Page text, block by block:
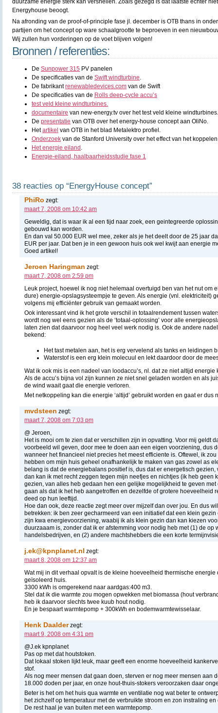
duurzame energie sterk kan versnellen. Zoals gezegd is dat laatste echter
Energyhouse beoogt.
Na afronding van de proof-of-principle fase jl. december is OTB thans in
partijen om het concept op ware schaalgrootte te beproeven in een
Wij zullen hun vorderingen op de voet blijven volgen!
Bronnen / referenties:
De Sunpower 315 PV panelen
De specificaties van de Swift windturbine.
De fabrikantrenewabledevices.com van de Swift
De specificaties van de Rolls deep-cycle accu’s
test veld kleine windturbines.
documentaire van new-energy.tv over het test veld kleine windturbines.
De presentatie van OTB over het energy-house concept aan OliNo.
Hetartikel van OTB in het blad Metalektro profiel.
Onderzoek van de Stanford University over het effect van het
Het energie eiland .
Energie-eiland, haalbaarheidsstudie fase 1
38 reacties op “EnergyHouse concept”
PhiRo zegt:
maart 7, 2008 om 10:42 am
Geweldig, dat is waar ik al een tijd naar zoek, een geintegreerde
gebouwd kan worden.
En dan val 50.000 EUR wel mee, zeker als je het deelt door de 25 jaar
EUR per jaar. Dat ben je in een gewoon huis ook wel kwijt aan energie
Goed artikel!
Jeroen Haringman zegt:
maart 7, 2008 om 2:59 pm
Leuk project, hoewel ik nog niet helemaal overtuigd ben van het nut om
dure) energie-opslagsysteempje te geven. Als energie (vnl. elektriciteit)
volgens mij efficiënter gebruik van gemaakt worden.
Ook interessant vind ik het grote verschil in totaalrendement tussen
wordt nog wel eens gezien als de ‘totaal-oplossing’ voor alle
laten zien dat daarvoor nog heel veel werk nodig is. Ook de andere
bekend:
Het tast metalen aan, het is erg vervelend als tanks en leidingen
Waterstof is een erg klein molecuul en lekt daardoor door de
Wat ik ook mis is een nadeel van loodaccu’s, nl. dat ze niet altijd energie
Als de accu’s bijna vol zijn kunnen ze niet snel geladen worden en als
de wind waait gaat die energie verloren.
Met netkoppeling kan die energie ‘altijd’ gebruikt worden en gaat er dus
mvdsteen zegt:
maart 7, 2008 om 7:03 pm
@ Jeroen,
Het is mooi om te zien dat er verschillen zijn in opvatting. Voor mij geldt
voorbeeld wil geven, door mee te doen aan een eigen voorziening, dus
wanneer het financieel niet precies het meest efficiente is. Oftewel, ik
hebben om mijn huis geheel onafhankelijk te maken van gas zowel as
belang is dat de energiebalans positief is, dus dat er energetisch
dan kan ik met recht zeggen tegen mijn neefjes en nichtjes (ik heb geen
gezien, van alles heb gedaan hen een gelijke mogelijkheid te geven
gaan als dat ik het heb aangetroffen en dezelfde of grotere hoeveelheid
deed op hun leeftijd.
Hoe dan ook, deze reactie zegt meer over mijzelf dan over jou. En dus
betrekken: ik ben zeer gecharmeerd van een initiatief dat een klein
zijn kwa energievoorziening, waabij ik als klein gezin dan kan kiezen
duurzaaam is, zonder dat ik er afstemming voor nodig heb met (1) de op
handelsbedrijven, en (2) andere machtshebbers die een korte
j.ek@kpnplanet.nl zegt:
maart 8, 2008 om 12:37 am
Wat mij in dit verhaal opvalt is de kleine hoeveelheid thermische energie
geïsoleerd huis.
3300 kWh is omgerekend naar aardgas:400 m3.
Stel dat ik die warmte zou mogen opwekken met biomassa (hout
heb ik daarvoor slechts twee kuub hout nodig.
En je bespaart warmtepomp + 300kWh en bodemwarmtewisselaar.
Henk Daalderzegt:
maart 9, 2008 om 4:31 pm
@J.ek kpnplanet
Pas op met dat houtstoken.
Dat lokaal stoken lijkt leuk, maar geeft een enorme hoeveelheid
stof.
Als nog meer mensen dat gaan doen, sterven er nog meer mensen aan
18.000 doden per jaar, en onze hout-thuis-stokers veroorzaken daar
Beter is het om het huis qua warmte en ventilatie nog wat beter te
het zichzelf op temperatuur met de verbruikte stroom en zon instraling
De rest haal je van buiten met een warmtepomp.